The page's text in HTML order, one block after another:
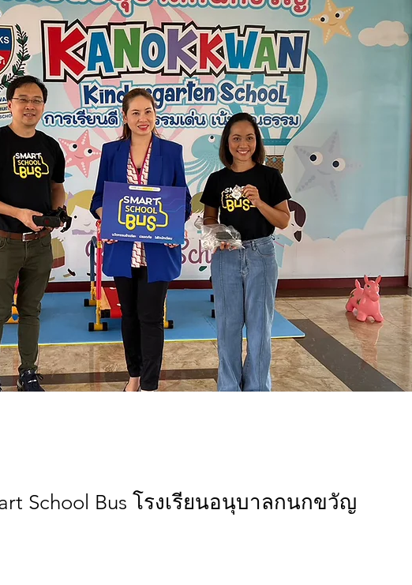
School Bus โรงเรียนอนุบาลกนกขวัญ